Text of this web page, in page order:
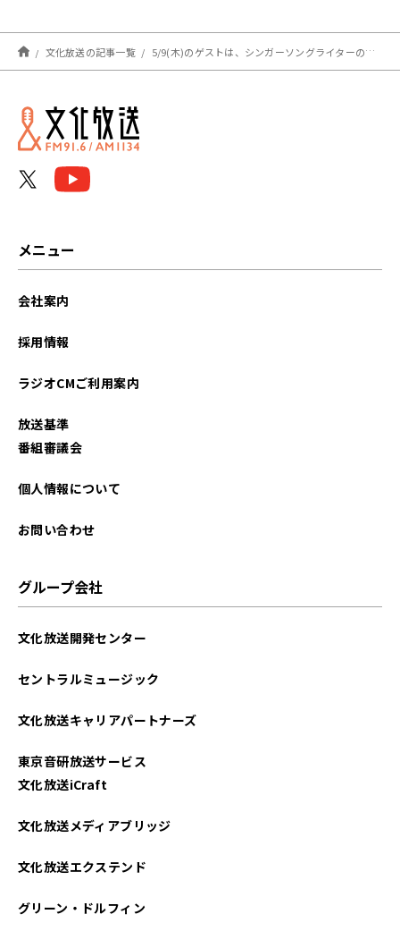
文化放送の記事一覧 5/9(木)のゲストは、シンガーソングライターの八木海莉さん！【M!LK 吉田仁人のレコメン!】
メニュー
会社案内
採用情報
ラジオCMご利用案内
放送基準
番組審議会
個人情報について
お問い合わせ
グループ会社
文化放送開発センター
セントラルミュージック
文化放送キャリアパートナーズ
東京音研放送サービス
文化放送iCraft
文化放送メディアブリッジ
文化放送エクステンド
グリーン・ドルフィン